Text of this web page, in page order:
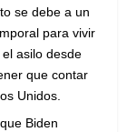
se debe a un
para vivir
asilo desde
que contar
Unidos.
Biden